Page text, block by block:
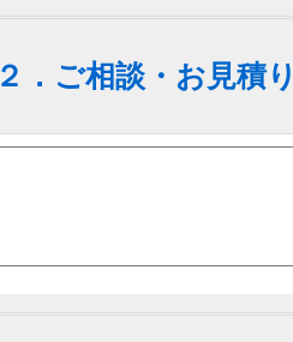
２．ご相談・お見積